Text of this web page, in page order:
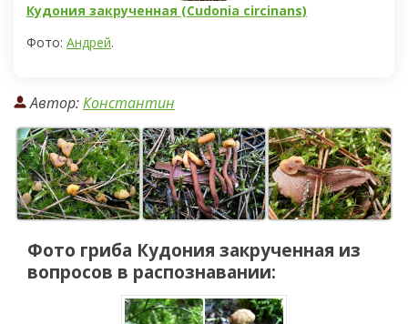
Кудония закрученная (Cudonia circinans)
Фото: Андрей.
Автор:Константин
Фото гриба Кудония закрученная из
вопросов в распознавании: